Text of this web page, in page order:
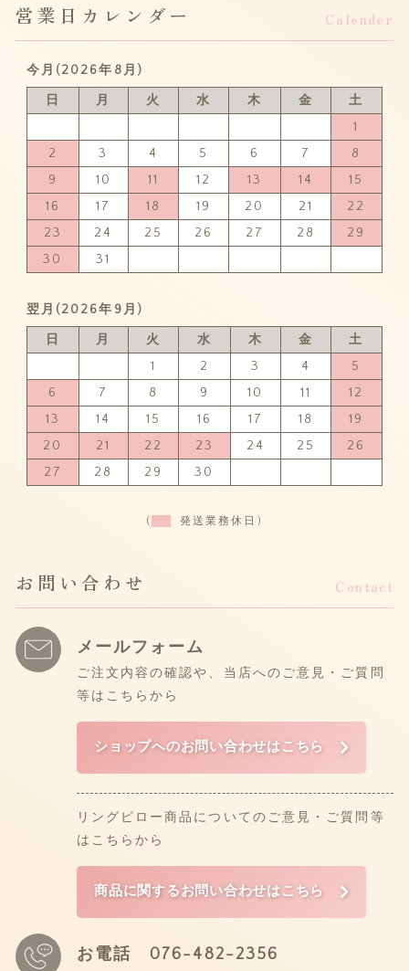
営業日カレンダー Calender
今月(2026年8月)
日 月 火 水 木 金
土
1
2
3 4 5 6 7
8
9
10 11 12 13 14
15
16
17 18 19 20 21
22
23
24 25 26 27 28
29
30
31
翌月(2026年9月)
日 月 火 水 木 金
土
1
2 3 4
5
6
7 8 9 10 11
12
13
14 15 16 17 18
19
20
21 22 23 24 25
26
27
28 29 30
( 発送業務休日)
お問い合わせ Contact
メールフォーム
ご注文内容の確認や、当店へのご意見・ご質問
等はこちらから
ショップへのお問い合わせはこちら
リングピロー商品についてのご意見・ご質問等
はこちらから
商品に関するお問い合わせはこちら
お電話 076-482-2356